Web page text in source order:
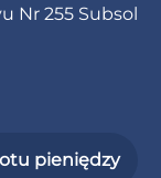
Nr 255 Subsol
pieniędzy